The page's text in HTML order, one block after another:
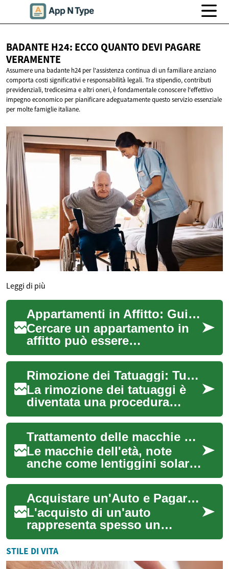
BADANTE H24: ECCO QUANTO DEVI PAGARE
VERAMENTE
Assumere una badante h24 per l'assistenza continua di un familiare anziano
comporta costi significativi e responsabilità legali. Tra stipendio, contributi
previdenziali, tredicesima e altri oneri, è fondamentale conoscere l'effettivo
impegno economico per pianificare adeguatamente questo servizio essenziale
per molte famiglie italiane.
Leggi di più
Appartamenti in Affitto: Guida Completa per Trovare la Casa dei Tuoi Sogni
Cercare un appartamento in
affitto può essere
un'esperienza entusiasmante
ma anche impegnativa. Che
tu sia uno studen...
Rimozione dei Tatuaggi: Tutto Ciò che Devi Sapere
La rimozione dei tatuaggi è
diventata una procedura
sempre più richiesta negli
ultimi anni. Che si tratti di un
tatua...
Trattamento delle macchie dell'età: Tutto ciò che devi sapere
Le macchie dell'età, note
anche come lentiggini solari
o macchie del fegato, sono
aree di pigmentazione scura
che com...
Acquistare un'Auto e Pagare in Seguito: Una Guida Completa
L'acquisto di un'auto
rappresenta spesso un
investimento significativo, e
per molti può risultare
impegnativo effettu...
STILE DI VITA